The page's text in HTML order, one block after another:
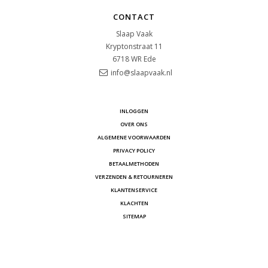
CONTACT
Slaap Vaak
Kryptonstraat 11
6718 WR Ede
info@slaapvaak.nl
INLOGGEN
OVER ONS
ALGEMENE VOORWAARDEN
PRIVACY POLICY
BETAALMETHODEN
VERZENDEN & RETOURNEREN
KLANTENSERVICE
KLACHTEN
SITEMAP